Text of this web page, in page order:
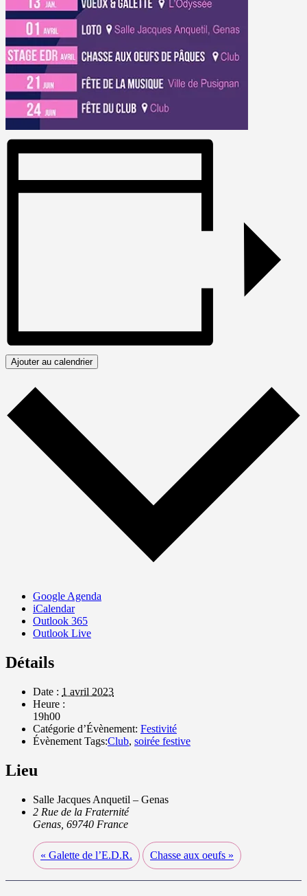
Ajouter au calendrier
Google Agenda
iCalendar
Outlook 365
Outlook Live
Détails
Date : 1 avril 2023
Heure :
19h00
Catégorie d’Évènement: Festivité
Évènement Tags:Club, soirée festive
Lieu
Salle Jacques Anquetil – Genas
2 Rue de la Fraternité
Genas 69740 France
« Galette de l’E.D.R. Chasse aux oeufs »